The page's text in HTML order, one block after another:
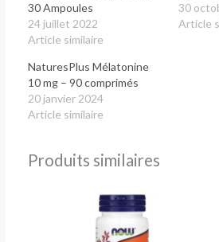
30 Ampoules
24 juillet 2022
Article similaire
30
Article
NaturesPlus Mélatonine
10 mg – 90 comprimés
20 janvier 2024
Article similaire
Produits similaires